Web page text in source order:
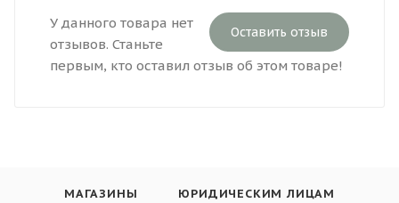
Оставить отзыв
У данного товара нет
отзывов. Станьте
первым, кто оставил отзыв об этом товаре!
МАГАЗИНЫ ЮРИДИЧЕСКИМ ЛИЦАМ